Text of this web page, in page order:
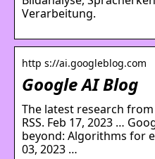
Verarbeitung.
http s://ai.googleblog.com
Google AI Blog
The latest research
RSS. Feb 17, 2023 …
beyond: Algorithms for
03, 2023 …